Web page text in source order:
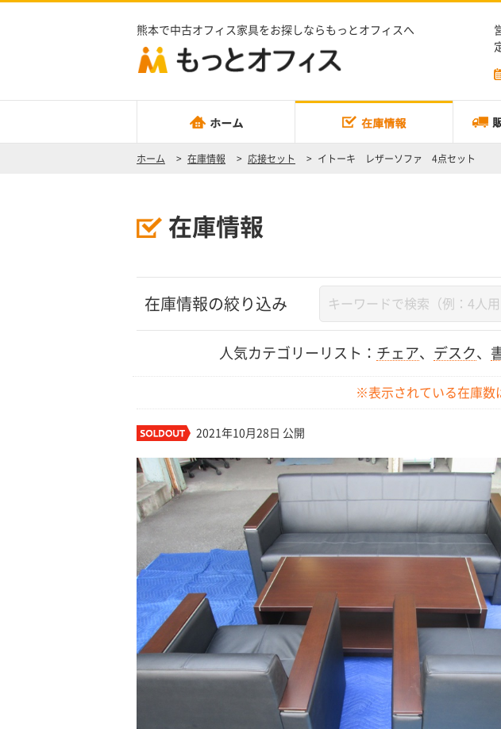
熊本で中古オフィス家具をお探しならもっとオフィスへ
ホーム > 在庫情報 > 応接セット > イトーキ レザーソファ 4点セット
在庫情報
在庫情報の絞り込み
人気カテゴリーリスト： チェア、 デスク、
※表示されている在庫数
2021年10月28日 公開